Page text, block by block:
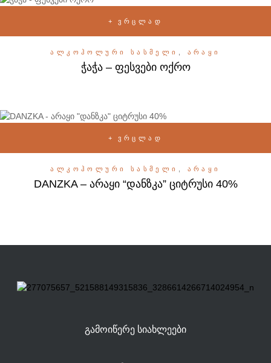
ᲕᲠᲪᲚᲐᲓ
ᲐᲚᲙᲝᲰᲝᲚᲣᲠᲘ ᲡᲐᲡᲛᲔᲚᲘ ᲐᲠᲐᲧᲘ
ჭაჭა – ფესვები ოქრო
ᲕᲠᲪᲚᲐᲓ
ᲐᲚᲙᲝᲰᲝᲚᲣᲠᲘ ᲡᲐᲡᲛᲔᲚᲘ ᲐᲠᲐᲧᲘ
DANZKA – არაყი “დანზკა” ციტრუსი 40%
ᲒᲐᲛᲝᲘᲬᲔᲠᲔ ᲡᲘᲐᲮᲚᲔᲔᲑᲘ